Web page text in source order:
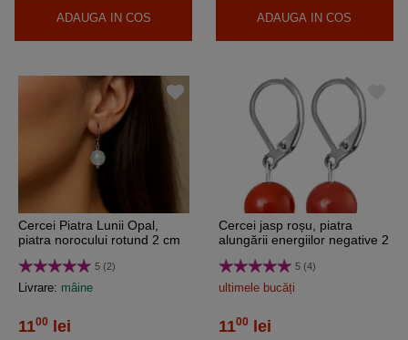
ADAUGA IN COS ADAUGA IN COS
Cercei Piatra Lunii Opal,
piatra norocului rotund 2 cm
5 (2)
Livrare: mâine
1100 lei
Cercei jasp roșu, piatra
alungării energiilor negative 2
5 (4)
ultimele bucăți
1100 lei